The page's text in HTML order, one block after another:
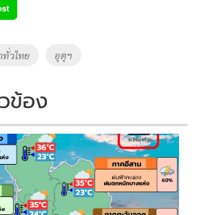
p
y
Li
k
วไทย อุตุฯ
ข้อง